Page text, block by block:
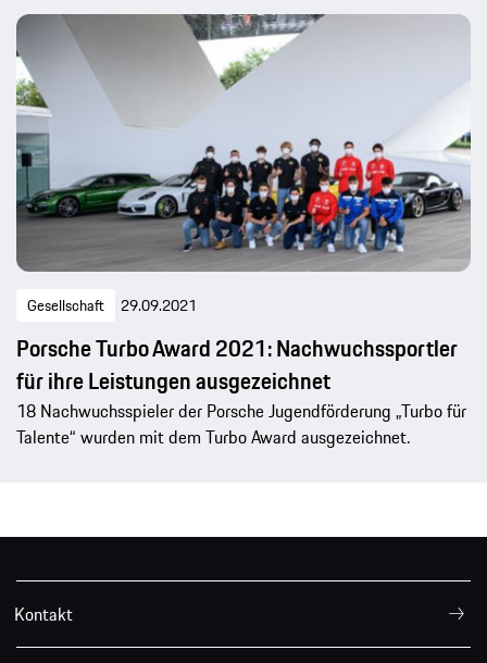
Gesellschaft 29.09.2021
Porsche Turbo Award 2021: Nachwuchssportler
für ihre Leistungen ausgezeichnet
18 Nachwuchsspieler der Porsche Jugendförderung „Turbo für
Talente“ wurden mit dem Turbo Award ausgezeichnet.
Kontakt